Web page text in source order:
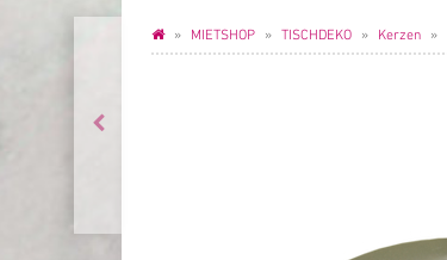
MIETSHOP TISCHDEKO Kerzen